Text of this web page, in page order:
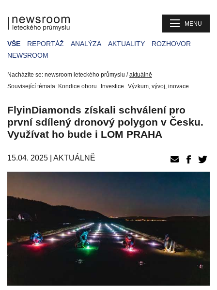
MENU
VŠE REPORTÁŽ ANALÝZA AKTUALITY
ROZHOVOR
NEWSROOM
Nacházíte se: newsroom leteckého průmyslu /aktuálně
Související témata: Kondice oboru Investice Výzkum, vývoj, inovace
FlyinDiamonds získali schválení pro
první sdílený dronový polygon v Česku.
Využívat ho bude i LOM PRAHA
15.04. 2025 | AKTUÁLNĚ